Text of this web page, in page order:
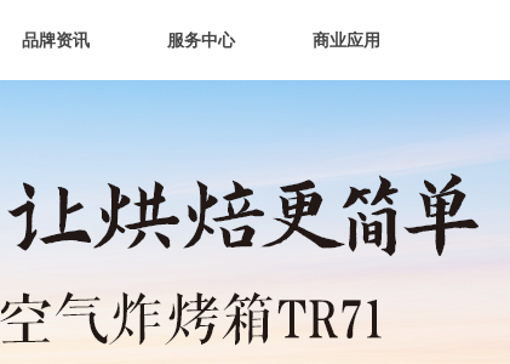
品牌资讯 服务中心 商业应用